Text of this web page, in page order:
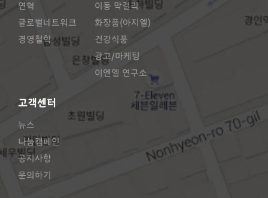
연혁
글로벌네트워크
경영철학
이동 막걸리
화장품(아지엘)
건강식품
광고/마케팅
이엔엘 연구소
고객센터
뉴스
나눔캠페인
공지사항
문의하기